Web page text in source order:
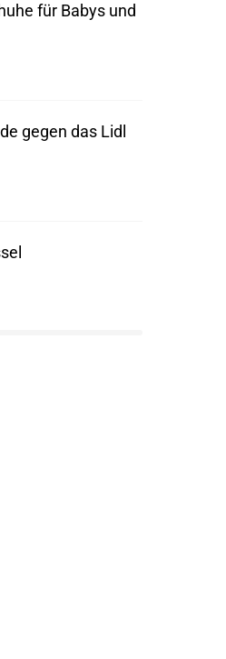
für Babys und
gegen das Lidl